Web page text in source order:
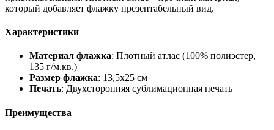
который добавляет флажку презентабельный вид.
Характеристики
Материал флажка: Плотный атлас (100% полиэстер,
135 г/м.кв.)
Размер флажка: 13,5х25 см
Печать: Двухсторонняя сублимационная печать
Преимущества